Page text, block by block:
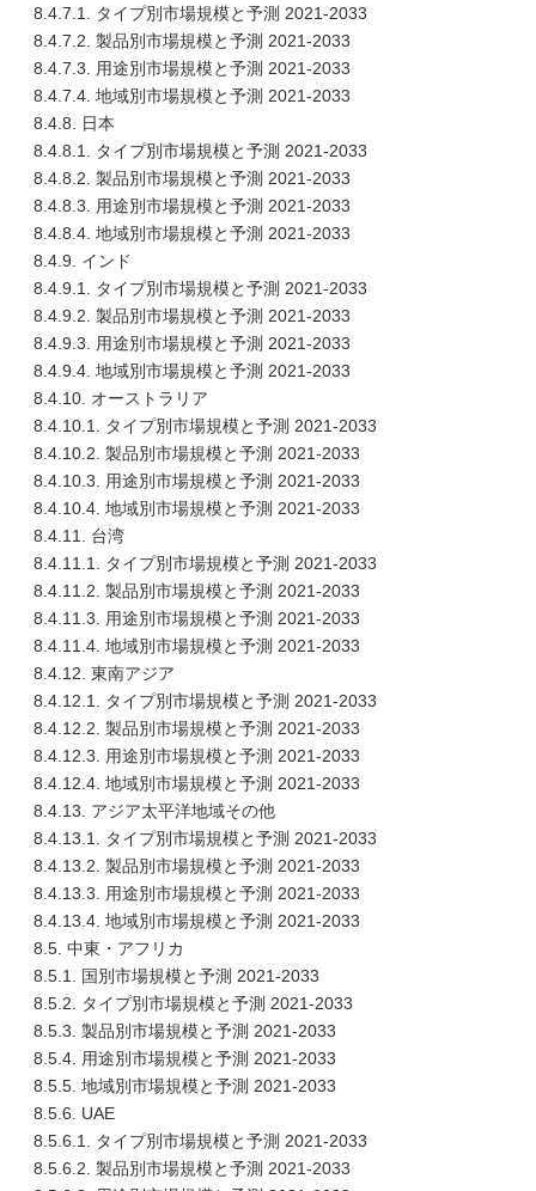
8.4.7.1. タイプ別市場規模と予測 2021-2033
8.4.7.2. 製品別市場規模と予測 2021-2033
8.4.7.3. 用途別市場規模と予測 2021-2033
8.4.7.4. 地域別市場規模と予測 2021-2033
8.4.8. 日本
8.4.8.1. タイプ別市場規模と予測 2021-2033
8.4.8.2. 製品別市場規模と予測 2021-2033
8.4.8.3. 用途別市場規模と予測 2021-2033
8.4.8.4. 地域別市場規模と予測 2021-2033
8.4.9. インド
8.4.9.1. タイプ別市場規模と予測 2021-2033
8.4.9.2. 製品別市場規模と予測 2021-2033
8.4.9.3. 用途別市場規模と予測 2021-2033
8.4.9.4. 地域別市場規模と予測 2021-2033
8.4.10. オーストラリア
8.4.10.1. タイプ別市場規模と予測 2021-2033
8.4.10.2. 製品別市場規模と予測 2021-2033
8.4.10.3. 用途別市場規模と予測 2021-2033
8.4.10.4. 地域別市場規模と予測 2021-2033
8.4.11. 台湾
8.4.11.1. タイプ別市場規模と予測 2021-2033
8.4.11.2. 製品別市場規模と予測 2021-2033
8.4.11.3. 用途別市場規模と予測 2021-2033
8.4.11.4. 地域別市場規模と予測 2021-2033
8.4.12. 東南アジア
8.4.12.1. タイプ別市場規模と予測 2021-2033
8.4.12.2. 製品別市場規模と予測 2021-2033
8.4.12.3. 用途別市場規模と予測 2021-2033
8.4.12.4. 地域別市場規模と予測 2021-2033
8.4.13. アジア太平洋地域その他
8.4.13.1. タイプ別市場規模と予測 2021-2033
8.4.13.2. 製品別市場規模と予測 2021-2033
8.4.13.3. 用途別市場規模と予測 2021-2033
8.4.13.4. 地域別市場規模と予測 2021-2033
8.5. 中東・アフリカ
8.5.1. 国別市場規模と予測 2021-2033
8.5.2. タイプ別市場規模と予測 2021-2033
8.5.3. 製品別市場規模と予測 2021-2033
8.5.4. 用途別市場規模と予測 2021-2033
8.5.5. 地域別市場規模と予測 2021-2033
8.5.6. UAE
8.5.6.1. タイプ別市場規模と予測 2021-2033
8.5.6.2. 製品別市場規模と予測 2021-2033